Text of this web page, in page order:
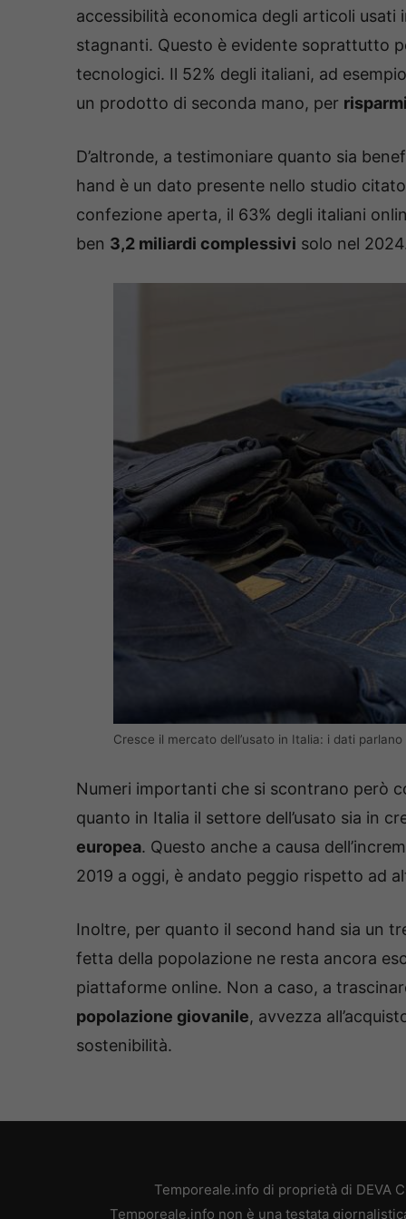
accessibilità economica degli articoli usati
stagnanti. Questo è evidente soprattutto
tecnologici. Il 52% degli italiani, ad
un prodotto di seconda mano, per
D’altronde, a testimoniare quanto sia
hand è un dato presente nello studio
confezione aperta, il 63% degli italiani
ben 3,2 miliardi complessivi solo nel
Cresce il mercato dell’usato in Italia: i dati
Numeri importanti che si scontrano però
quanto in Italia il settore dell’usato sia in
europea. Questo anche a causa
2019 a oggi, è andato peggio rispetto ad
Inoltre, per quanto il second hand sia un
fetta della popolazione ne resta ancora
piattaforme online. Non a caso, a
popolazione giovanile, avvezza
sostenibilità.
Temporeale.info di proprietà di DEVA
Temporeale.info non è una testata